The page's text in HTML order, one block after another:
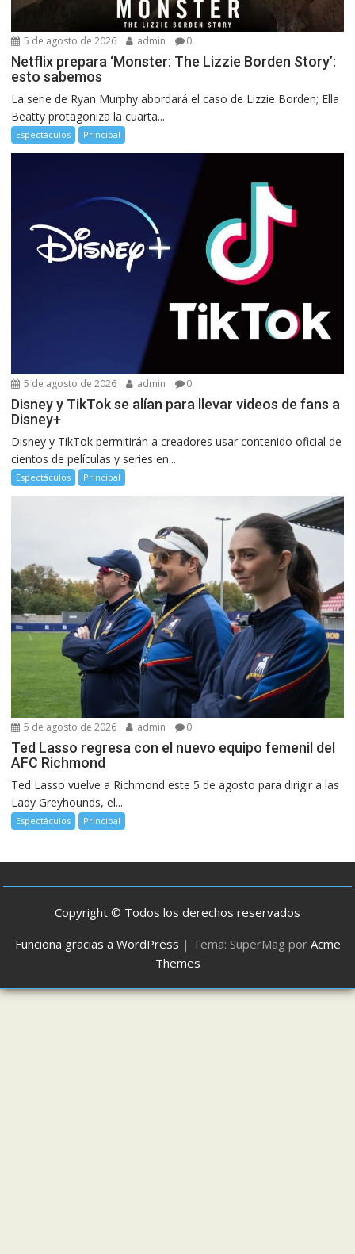
5 de agosto de 2026 admin 0
Netflix prepara ‘Monster: The Lizzie Borden Story’:
esto sabemos
La serie de Ryan Murphy abordará el caso de Lizzie Borden; Ella
Beatty protagoniza la cuarta...
Espectáculos Principal
5 de agosto de 2026 admin 0
Disney y TikTok se alían para llevar videos de fans a
Disney+
Disney y TikTok permitirán a creadores usar contenido oficial de
cientos de películas y series en...
Espectáculos Principal
5 de agosto de 2026 admin 0
Ted Lasso regresa con el nuevo equipo femenil del
AFC Richmond
Ted Lasso vuelve a Richmond este 5 de agosto para dirigir a las
Lady Greyhounds, el...
Espectáculos Principal
Copyright © Todos los derechos reservados
Funciona gracias a WordPress | Tema: SuperMag por Acme
Themes